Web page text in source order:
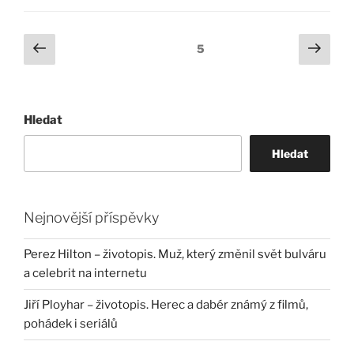
Stránkování
příspěvků
Předchozí
stránka
Stránka:5
Další
Hledat
Hledat
Nejnovější příspěvky
Perez Hilton – životopis. Muž, který změnil svět bulváru
a celebrit na internetu
Jiří Ployhar – životopis. Herec a dabér známý z filmů,
pohádek i seriálů